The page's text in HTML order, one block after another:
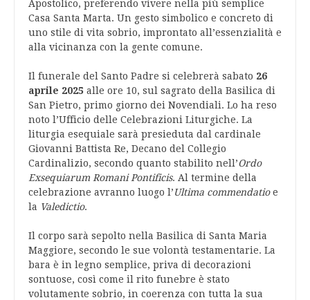
Apostolico, preferendo vivere nella più semplice
Casa Santa Marta. Un gesto simbolico e concreto di
uno stile di vita sobrio, improntato all’essenzialità e
alla vicinanza con la gente comune.
Il funerale del Santo Padre si celebrerà sabato 26
aprile 2025 alle ore 10, sul sagrato della Basilica di
San Pietro, primo giorno dei Novendiali. Lo ha reso
noto l’Ufficio delle Celebrazioni Liturgiche. La
liturgia esequiale sarà presieduta dal cardinale
Giovanni Battista Re, Decano del Collegio
Cardinalizio, secondo quanto stabilito nell’Ordo
Exsequiarum Romani Pontificis. Al termine della
celebrazione avranno luogo l’Ultima commendatioe
la Valedictio.
Il corpo sarà sepolto nella Basilica di Santa Maria
Maggiore, secondo le sue volontà testamentarie. La
bara è in legno semplice, priva di decorazioni
sontuose, così come il rito funebre è stato
volutamente sobrio, in coerenza con tutta la sua